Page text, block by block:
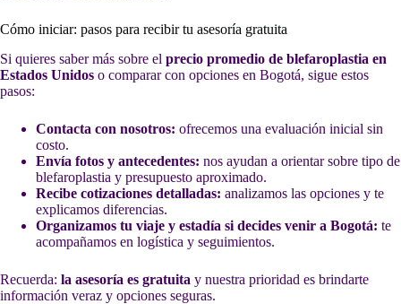
Cómo iniciar: pasos para recibir tu asesoría gratuita
Si quieres saber más sobre el precio promedio de blefaroplastia en
Estados Unidos o comparar con opciones en Bogotá, sigue estos
pasos:
Contacta con nosotros: ofrecemos una evaluación inicial sin
costo.
Envía fotos y antecedentes: nos ayudan a orientar sobre tipo de
blefaroplastia y presupuesto aproximado.
Recibe cotizaciones detalladas: analizamos las opciones y te
explicamos diferencias.
Organizamos tu viaje y estadía si decides venir a Bogotá: te
acompañamos en logística y seguimientos.
Recuerda: la asesoría es gratuita y nuestra prioridad es brindarte
información veraz y opciones seguras.